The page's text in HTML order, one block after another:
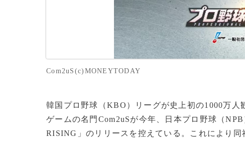
Com2uS(c)MONEYTODAY
韓国プロ野球（KBO）リーグが史上初の1000万
ゲームの名門Com2uSが今年、日本プロ野球（
RISING」のリリースを控えている。これにより同